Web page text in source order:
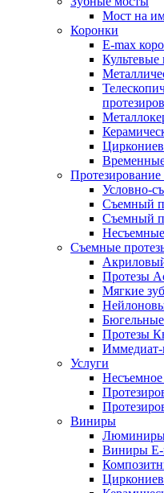
Мост на
Коронки
E-max
Культевые
Условно-
Съемный
Съемный
Съемные
Протезы
Мягкие
Протезы
Иммедиат-
Услуги
Несъемное
Виниры
Виниры E-